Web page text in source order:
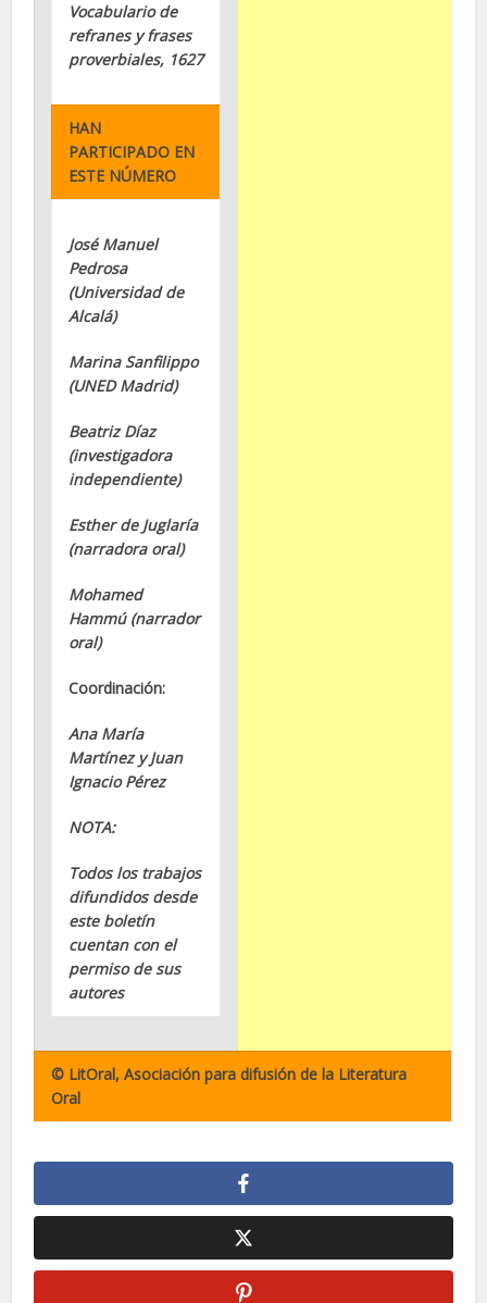
Vocabulario de
refranes y frases
proverbiales, 1627
HAN
PARTICIPADO EN
ESTE NÚMERO
José Manuel
Pedrosa
(Universidad de
Alcalá)
Marina Sanfilippo
(UNED Madrid)
Beatriz Díaz
(investigadora
independiente)
Esther de Juglaría
(narradora oral)
Mohamed
Hammú (narrador
oral)
Coordinación:
Ana María
Martínez y Juan
Ignacio Pérez
NOTA:
Todos los trabajos
difundidos desde
este boletín
cuentan con el
permiso de sus
autores
© LitOral, Asociación para difusión de la Literatura
Oral